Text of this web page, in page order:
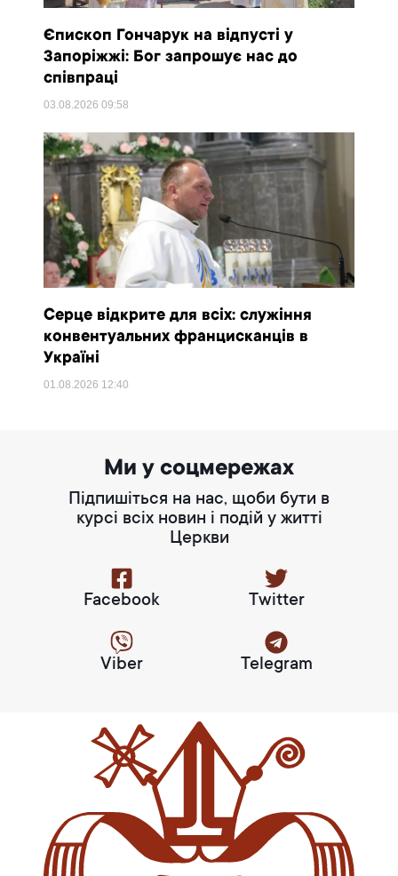
Єпископ Гончарук на відпусті у
Запоріжжі: Бог запрошує нас до
співпраці
03.08.202609:58
Серце відкрите для всіх: служіння
конвентуальних францисканців в
Україні
01.08.2026 12:40
Ми у соцмережах
Підпишіться на нас, щоби бути в
курсі всіх новин і подій у житті
Церкви
Facebook Twitter
Viber Telegram